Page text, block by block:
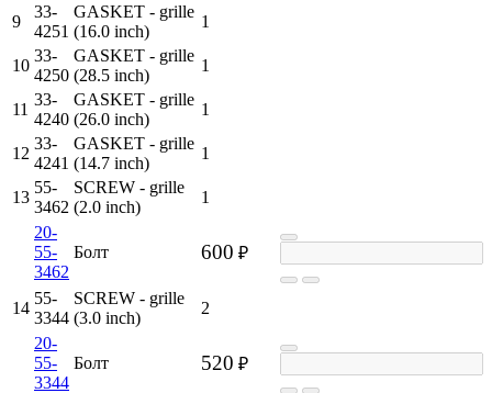
9
33-
4251
GASKET - grille
(16.0 inch)
1
10
33-
4250
GASKET - grille
(28.5 inch)
1
11
33-
4240
GASKET - grille
(26.0 inch)
1
12
33-
4241
GASKET - grille
(14.7 inch)
1
13
55-
3462
SCREW - grille
(2.0 inch)
1
20-
55-
3462
Болт 600 ₽
14
55-
3344
SCREW - grille
(3.0 inch)
2
20-
55-
3344
Болт 520 ₽